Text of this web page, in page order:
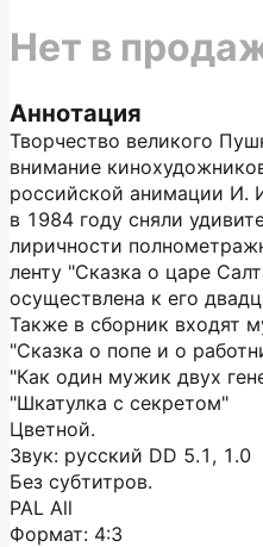
Аннотация
Творчество великого
внимание
российской анимации И.
в 1984 году сняли
лиричности
ленту "Сказка о царе
осуществлена к его
Также в сборник входят
"Сказка о попе и о
"Как один мужик двух
"Шкатулка с секретом"
Цветной.
Звук: русский DD 5.1, 1.0
Без субтитров.
PAL All
Формат: 4:3
Нет в